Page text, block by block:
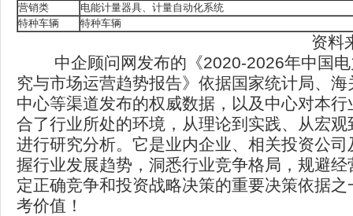
营销类
电能计量器具、计量自动化系统
特种车辆
特种车辆
资料
中企顾问网发布的《2020-2026年中国电
究与市场运营趋势报告》依据国家统计局、
中心等渠道发布的权威数据，以及中心对本
合了行业所处的环境，从理论到实践、从宏
进行研究分析。它是业内企业、相关投资公
握行业发展趋势，洞悉行业竞争格局，规避
定正确竞争和投资战略决策的重要决策依据
考价值！